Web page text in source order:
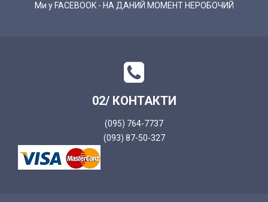
Ми у FACEBOOK - НА ДАНИЙ МОМЕНТ НЕРОБОЧИЙ
02/ КОНТАКТИ
(095) 764-7737
(093) 87-50-327